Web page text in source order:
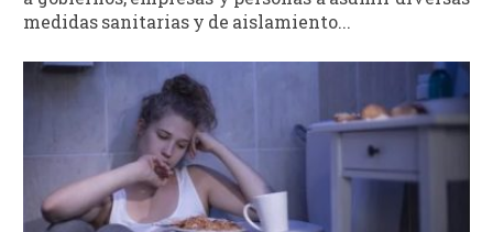
medidas sanitarias y de aislamiento...